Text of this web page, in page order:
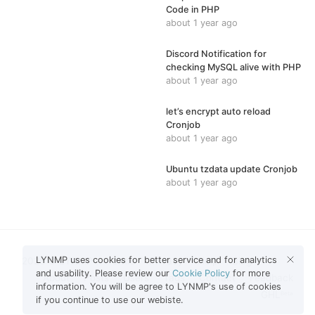
Code in PHP
about 1 year ago
Discord Notification for
checking MySQL alive with PHP
about 1 year ago
let’s encrypt auto reload
Cronjob
about 1 year ago
Ubuntu tzdata update Cronjob
about 1 year ago
2026 © LYNMP Terms Privacy Help
Blog
About
Posts Users Tags Contact
Feedback
LYNMP uses cookies for better service and for analytics
and usability. Please review ourCookie Policy for more
information. You will be agree to LYNMP's use of cookies
if you continue to use our webiste.